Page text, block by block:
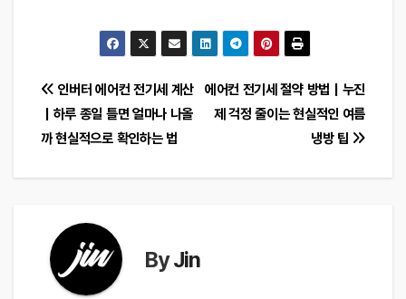
글
탐
색
에어컨 전기세 절약 방법｜누진
제 걱정 줄이는 현실적인 여름
냉방 팁
인버터 에어컨 전기세 계산
｜하루 종일 틀면 얼마나 나올
까 현실적으로 확인하는 법
ByJin